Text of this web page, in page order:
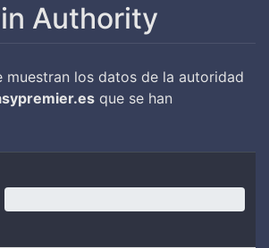
Authority
muestran los datos de la autoridad
que se han